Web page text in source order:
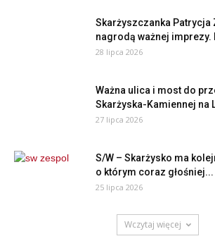
Skarżyszczanka Patrycja
nagrodą ważnej imprezy.
28 lipca 2026
Ważna ulica i most do
Skarżyska-Kamiennej na
27 lipca 2026
S/W – Skarżysko ma
o którym coraz głośniej...
25 lipca 2026
Wczytaj więcej